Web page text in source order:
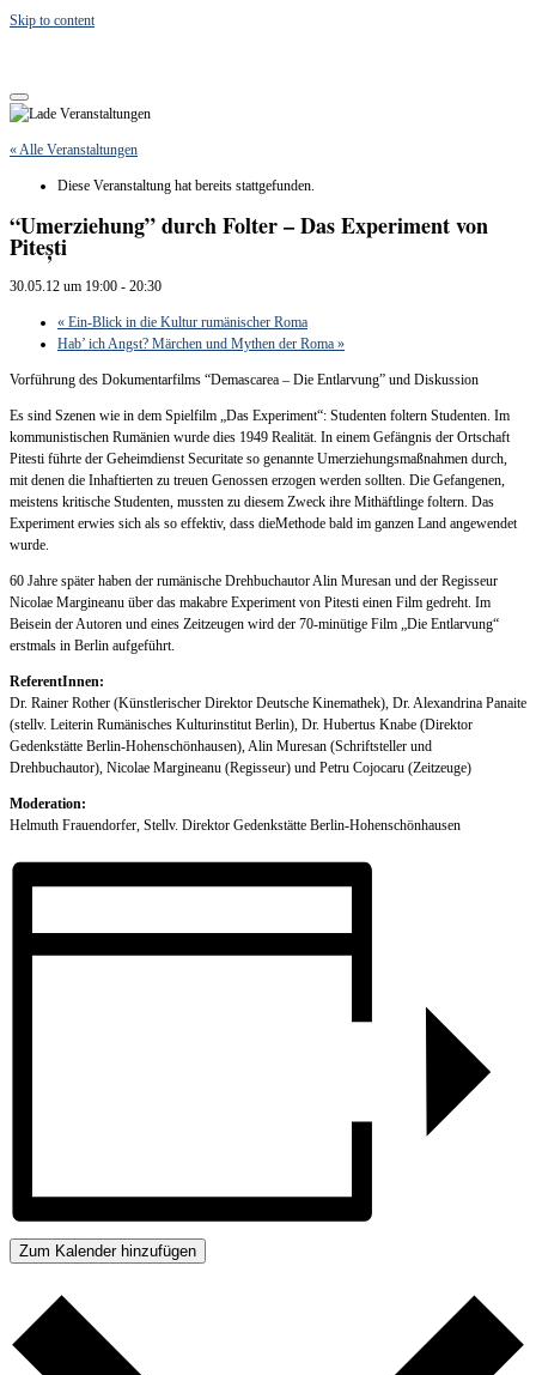
Skip to content
« Alle Veranstaltungen
Diese Veranstaltung hat bereits stattgefunden.
“Umerziehung” durch Folter – Das Experiment von
Pitești
30.05.12 um 19:00 - 20:30
« Ein-Blick in die Kultur rumänischer Roma
Hab’ ich Angst? Märchen und Mythen der Roma »
Vorführung des Dokumentarfilms “Demascarea – Die Entlarvung” und Diskussion
Es sind Szenen wie in dem Spielfilm „Das Experiment“: Studenten foltern Studenten. Im
kommunistischen Rumänien wurde dies 1949 Realität. In einem Gefängnis der Ortschaft
Pitesti führte der Geheimdienst Securitate so genannte Umerziehungsmaßnahmen durch,
mit denen die Inhaftierten zu treuen Genossen erzogen werden sollten. Die Gefangenen,
meistens kritische Studenten, mussten zu diesem Zweck ihre Mithäftlinge foltern. Das
Experiment erwies sich als so effektiv, dass dieMethode bald im ganzen Land angewendet
wurde.
60 Jahre später haben der rumänische Drehbuchautor Alin Muresan und der Regisseur
Nicolae Margineanu über das makabre Experiment von Pitesti einen Film gedreht. Im
Beisein der Autoren und eines Zeitzeugen wird der 70-minütige Film „Die Entlarvung“
erstmals in Berlin aufgeführt.
ReferentInnen:
Dr. Rainer Rother (Künstlerischer Direktor Deutsche Kinemathek), Dr. Alexandrina Panaite
(stellv. Leiterin Rumänisches Kulturinstitut Berlin), Dr. Hubertus Knabe (Direktor
Gedenkstätte Berlin-Hohenschönhausen), Alin Muresan (Schriftsteller und
Drehbuchautor), Nicolae Margineanu (Regisseur) und Petru Cojocaru (Zeitzeuge)
Moderation:
Helmuth Frauendorfer, Stellv. Direktor Gedenkstätte Berlin-Hohenschönhausen
Zum Kalender hinzufügen